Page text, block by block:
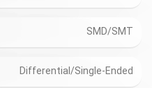
SMD/SMT
Differential/Single-Ended